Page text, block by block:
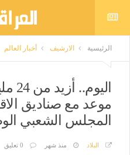
الرئيسية الارشيف أخبار العالم
موعد مع صناديق
المجلس الشعبي
البلاد منذ شهر 0 تعليق